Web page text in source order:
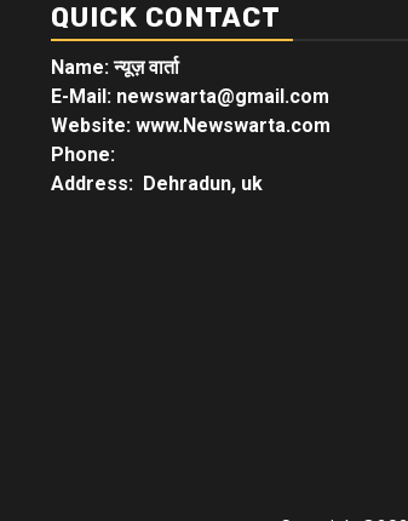
QUICK CONTACT
Name: न्यूज़ वार्ता
E-Mail: newswarta@gmail.com
Website: www.Newswarta.com
Phone:
Address: Dehradun, uk